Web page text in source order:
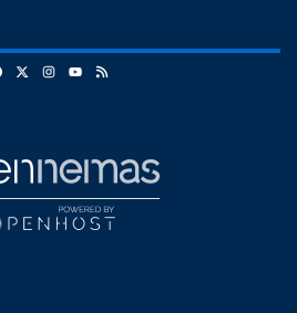
FacebookInstagram